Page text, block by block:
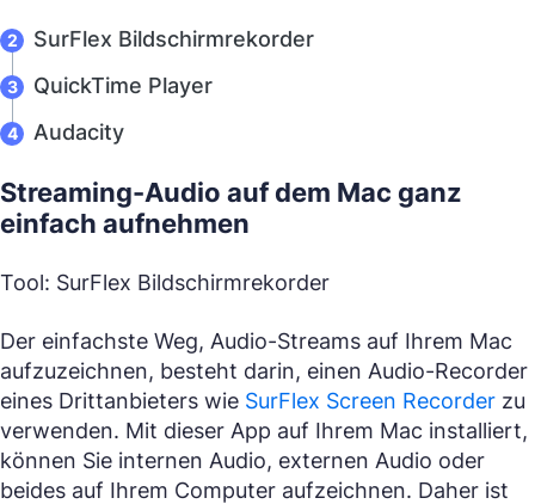
SurFlex Bildschirmrekorder
QuickTime Player
Audacity
Streaming-Audio auf dem Mac ganz
einfach aufnehmen
Tool: SurFlex Bildschirmrekorder
Der einfachste Weg, Audio-Streams auf Ihrem Mac
aufzuzeichnen, besteht darin, einen Audio-Recorder
eines Drittanbieters wie SurFlex Screen Recorder zu
verwenden. Mit dieser App auf Ihrem Mac installiert,
können Sie internen Audio, externen Audio oder
beides auf Ihrem Computer aufzeichnen. Daher ist